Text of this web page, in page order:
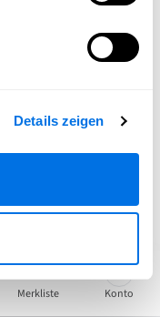
Details zeigen
Merkliste Konto